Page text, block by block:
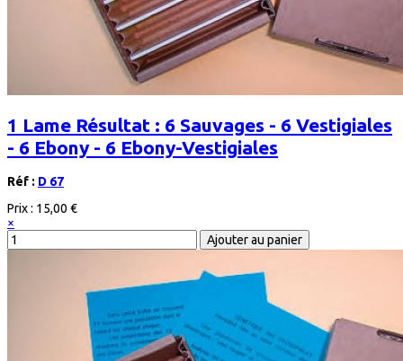
1 Lame Résultat : 6 Sauvages - 6 Vestigiales
- 6 Ebony - 6 Ebony-Vestigiales
Réf : D 67
Prix : 15,00 €
×